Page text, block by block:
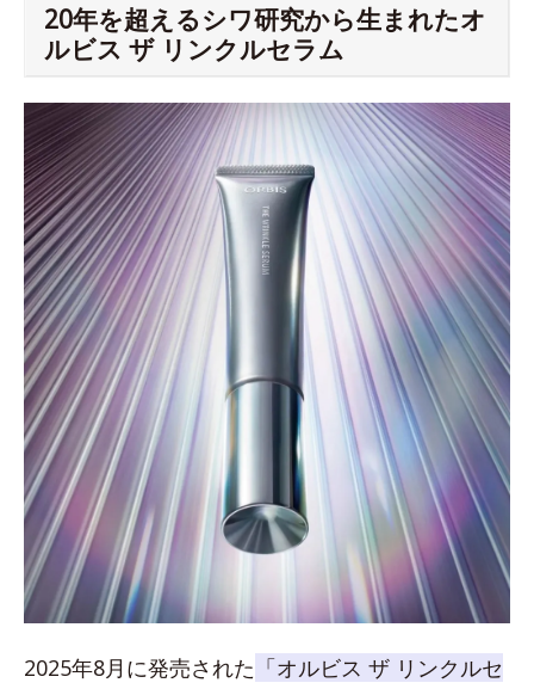
20年を超えるシワ研究から生まれたオ
ルビス ザ リンクルセラム
2025年8月に発売された 「オルビス ザ リンクルセ